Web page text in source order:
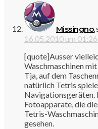
Missingno.
16.05.2010 um
[quote]Ausser
Waschmaschinen
Tja, auf dem
natürlich Tetris
Navigationsgeräten.
Fotoapparate, die
Tetris-
gesehen.